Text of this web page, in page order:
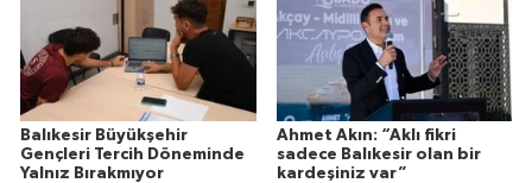
Balıkesir Büyükşehir
Gençleri Tercih Döneminde
Yalnız Bırakmıyor
Ahmet Akın: “Aklı fikri
sadece Balıkesir olan bir
kardeşiniz var”